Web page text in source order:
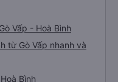
Vấp - Hoà Bình
từ Gò Vấp nhanh và
Bình